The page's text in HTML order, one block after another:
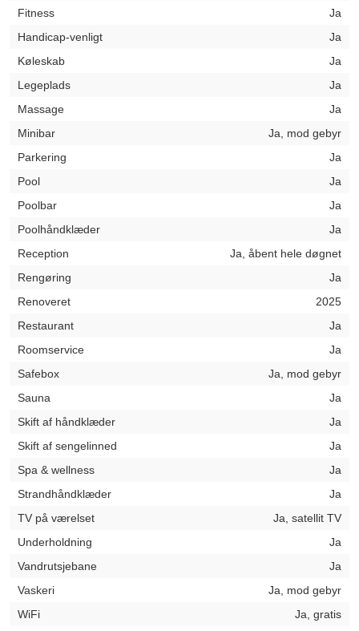
Fitness
Ja
Handicap-venligt
Ja
Køleskab
Ja
Legeplads
Ja
Massage
Ja
Minibar
Ja, mod gebyr
Parkering
Ja
Pool
Ja
Poolbar
Ja
Poolhåndklæder
Ja
Reception
Ja, åbent hele døgnet
Rengøring
Ja
Renoveret
2025
Restaurant
Ja
Roomservice
Ja
Safebox
Ja, mod gebyr
Sauna
Ja
Skift af håndklæder
Ja
Skift af sengelinned
Ja
Spa & wellness
Ja
Strandhåndklæder
Ja
TV på værelset
Ja, satellit TV
Underholdning
Ja
Vandrutsjebane
Ja
Vaskeri
Ja, mod gebyr
WiFi
Ja, gratis